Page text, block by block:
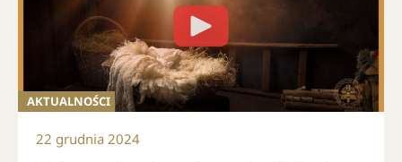
AKTUALNOŚCI
22 grudnia 2024